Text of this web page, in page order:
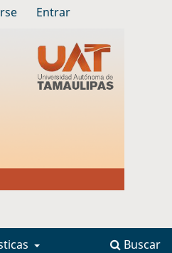
Buscar
Entrar